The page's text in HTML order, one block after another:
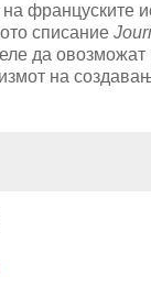
француските
списание
да овозможат
на